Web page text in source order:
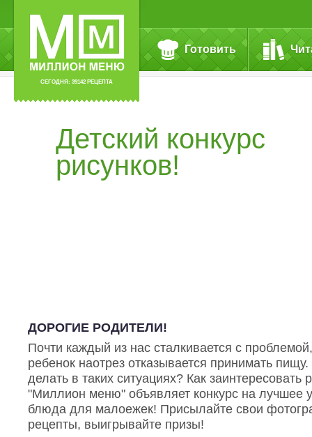
СЕГОДНЯ: 39142 РЕЦЕПТА
Готовить
Детский конкурс
рисунков!
ДОРОГИЕ РОДИТЕЛИ!
Почти каждый из нас сталкивается с
ребенок наотрез отказывается принимать
делать в таких ситуациях? Как заинтересовать
"Миллион меню" объявляет конкурс на лучшее
блюда для малоежек! Присылайте свои
рецепты, выигрывайте призы!